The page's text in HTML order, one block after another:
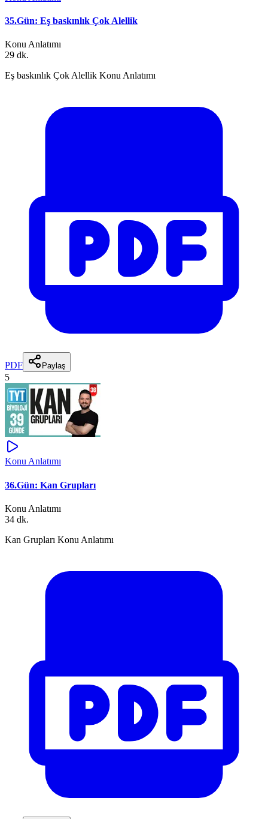
35.Gün: Eş baskınlık Çok Alellik
Konu Anlatımı
29 dk.
Eş baskınlık Çok Alellik Konu Anlatımı
PDF Paylaş
5
Konu Anlatımı
36.Gün: Kan Grupları
Konu Anlatımı
34 dk.
Kan Grupları Konu Anlatımı